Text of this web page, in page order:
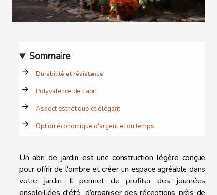
Sommaire
Durabilité et résistance
Polyvalence de l'abri
Aspect esthétique et élégant
Option économique d'argent et du temps
Un abri de jardin est une construction légère conçue
pour offrir de l'ombre et créer un espace agréable dans
votre jardin. Il permet de profiter des journées
ensoleillées d'été, d’organiser des réceptions près de